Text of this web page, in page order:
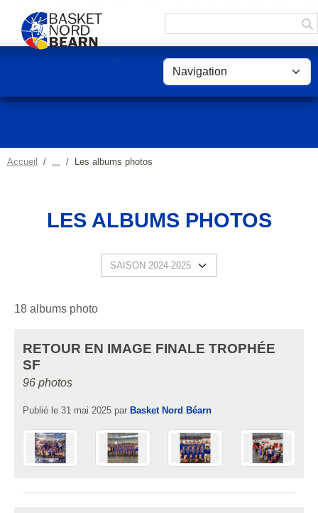
Accueil Les albums photos
LES ALBUMS PHOTOS
18 albums photo
RETOUR EN IMAGE FINALE TROPHÉE
SF
96 photos
Publié le 31 mai 2025 par Basket Nord Béarn